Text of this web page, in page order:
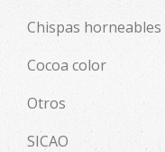
Chispas horneables
Cocoa color
Otros
SICAO